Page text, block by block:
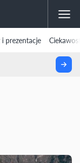
i prezentacje